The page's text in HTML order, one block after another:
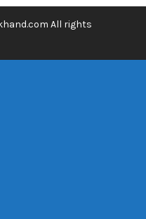
All rights